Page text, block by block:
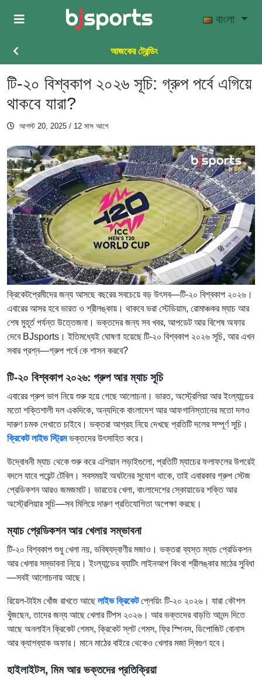
Skip to main content
বাংলা
আজকের ট্রেন্ডিং
টি-২০ বিশ্বকাপ ২০২৬ সূচি: গ্রুপ পর্বে এগিয়ে
থাকবে যারা?
আগস্ট 20, 2025 / 12 মাস আগে
ক্রিকেটপ্রেমীদের জন্য আসছে বছরের সবচেয়ে বড় উৎসব—টি-২০ বিশ্বকাপ ২০২৬।
এবারের আসর হবে ভারত ও শ্রীলঙ্কায়। থাকবে ভরা স্টেডিয়াম, রোমাঞ্চকর ম্যাচ আর
শেষ মুহূর্ত পর্যন্ত উত্তেজনা। ভক্তদের জন্য সব খবর, আপডেট আর বিশেষ অফার
দেবে BJsports। ইতিমধ্যেই ঘোষণা হয়েছে টি-২০ বিশ্বকাপ ২০২৬ সূচি, আর এখন
সবার প্রশ্ন—গ্রুপ পর্বে কে শাসন করবে?
টি-২০ বিশ্বকাপ ২০২৬: গ্রুপ আর ম্যাচ সূচি
এবারের গ্রুপ ভাগ নিয়ে শুরু হয়ে গেছে আলোচনা। ভারত, অস্ট্রেলিয়া আর ইংল্যান্ডের
মতো শক্তিশালী দল একদিকে, অন্যদিকে বাংলাদেশ আর আফগানিস্তানের মতো দলও
দারুণ চমক দেখাতে চাইবে। ভক্তরা আগ্রহ নিয়ে দেখছে প্রতিটি দলের সম্পূর্ণ সূচি।
ক্রিকেট লাইভ স্ট্রিমভক্তদের উৎসাহিত করে।
উদ্বোধনী ম্যাচ থেকে শুরু করে এশিয়ান লড়াইগুলো, প্রতিটি ম্যাচের ফলাফলের উপরেই
বদলে যাবে পয়েন্ট টেবিল। সবসময়ই অঘটনের সুযোগ থাকে, তাই এবারকার গ্রুপ স্টেজ
প্রেডিকশন আরও জমজমাট। ভারতের খেলা, বাংলাদেশের স্কোয়াডের শক্তি আর
অস্ট্রেলিয়ার সূচি—সব মিলিয়ে দারুণ প্রতিযোগিতা অপেক্ষা করছে।
ম্যাচ প্রেডিকশন আর খেলার সম্ভাবনা
টি-২০ বিশ্বকাপ শুধু খেলা নয়, ভবিষ্যদ্বাণীর মজাও। ভক্তরা ব্যস্ত ম্যাচ প্রেডিকশন
আর খেলার সম্ভাবনা নিয়ে। ইংল্যান্ডের ব্যাটিং লাইনআপ কিংবা শ্রীলঙ্কার মাঠের সুবিধা
—সবই আলোচনায় আছে।
রিয়েল-টাইম খোঁজ রাখতে আছেলাইভ ক্রিকেটপ্লেয়িং টি-২০ ২০২৬। যারা কৌশল
খুঁজছেন, তাদের জন্য আছে খেলার টিপস ২০২৬। আর ভক্তদের বাড়তি আনন্দ দিতে
আছে অনলাইন ক্রিকেট গেমস, ক্রিকেট স্লট গেমস, ফ্রি স্পিনস, ডিপোজিট বোনাস
আর ক্যাশব্যাক অফার। মানে মাঠের বাইরে থেকেও খেলার মজা দ্বিগুণ হবে।
হাইলাইটস, মিম আর ভক্তদের প্রতিক্রিয়া